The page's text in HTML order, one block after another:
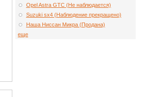
Opel Astra GTC (Не наблюдается)
Suzuki sx4 (Наблюдение прекращено)
Наша Ниссан Микра (Продана)
еще